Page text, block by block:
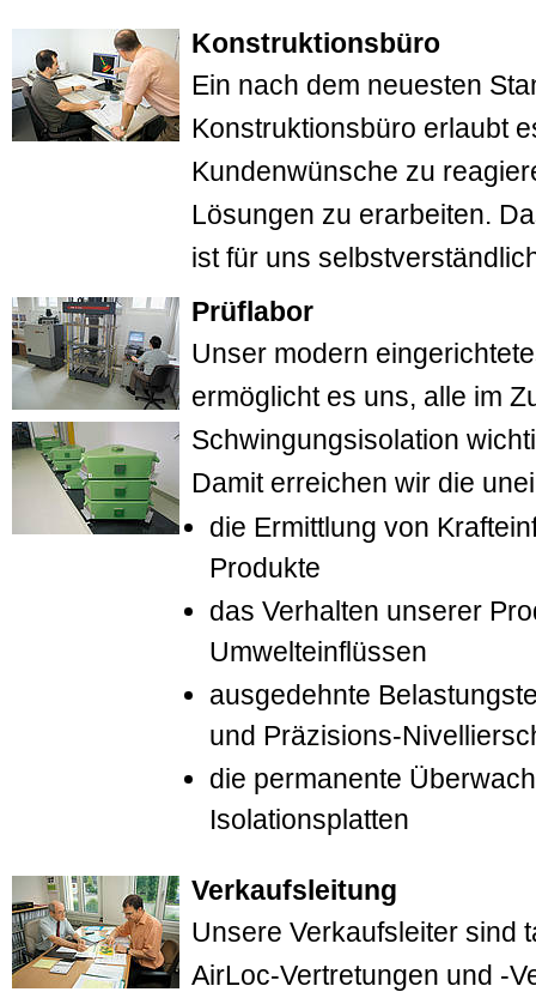
Konstruktionsbüro
Ein nach dem neuesten
Konstruktionsbüro erlaubt
Kundenwünsche zu
Lösungen zu erarbeiten.
ist für uns
Prüflabor
Unser modern
ermöglicht es uns, alle im
Schwingungsisolation
Damit erreichen wir die
die Ermittlung von
Produkte
das Verhalten unserer
Umwelteinflüssen
ausgedehnte
und Präzisions-
die permanente
Isolationsplatten
Verkaufsleitung
Unsere Verkaufsleiter sind
AirLoc-Vertretungen und -